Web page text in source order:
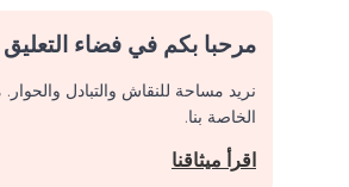
مرحبا بكم في فضاء التعليق
نريد مساحة للنقاش والتبادل
الخاصة بنا.
اقرأ ميثاقنا